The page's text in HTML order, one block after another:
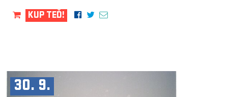
KUP TEĎ!
30. 9.